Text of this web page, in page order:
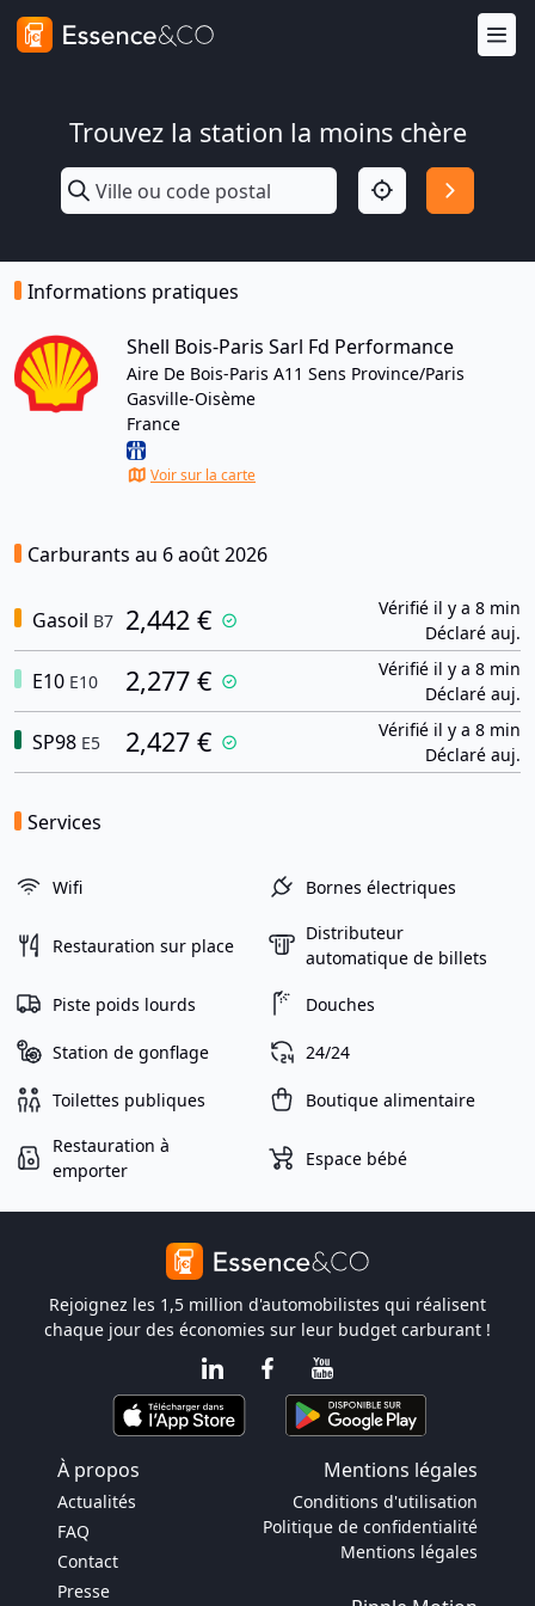
Trouvez la station la moins chère
Informations pratiques
Shell Bois-Paris Sarl Fd Performance
Aire De Bois-Paris A11 Sens Province/Paris
Gasville-Oisème
France
Voir sur la carte
Carburants au 6 août 2026
Gasoil B7 2,442 €
Vérifié il y a 8 min
Déclaré auj.
E10 E10 2,277 €
Vérifié il y a 8 min
Déclaré auj.
SP98 E5 2,427 €
Vérifié il y a 8 min
Déclaré auj.
Services
Wifi Bornes électriques
Restauration sur place
Distributeur
automatique de billets
Piste poids lourds Douches
Station de gonflage 24/24
Toilettes publiques Boutique alimentaire
Restauration à
emporter
Espace bébé
Rejoignez les 1,5 million d'automobilistes qui réalisent
chaque jour des économies sur leur budget carburant !
À propos Mentions légales
Actualités
FAQ
Contact
Presse
Conditions d'utilisation
Politique de confidentialité
Mentions légales